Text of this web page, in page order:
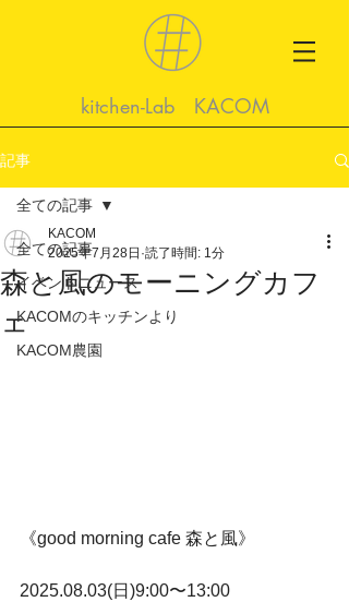
kitchen-Lab KACOM
記事
全ての記事
イベントニュース
KACOMのキッチンより
KACOM農園
全ての記事
森と風のモーニングカフ
ェ
KACOM
2025年7月28日 読了時間: 1分
《good morning cafe 森と風》
2025.08.03(日)9:00〜13:00